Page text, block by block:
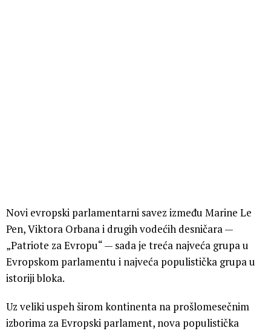
Novi evropski parlamentarni savez između Marine Le
Pen, Viktora Orbana i drugih vodećih desničara —
„Patriote za Evropu“ — sada je treća najveća grupa u
Evropskom parlamentu i najveća populistička grupa u
istoriji bloka.
Uz veliki uspeh širom kontinenta na prošlomesečnim
izborima za Evropski parlament, nova populistička